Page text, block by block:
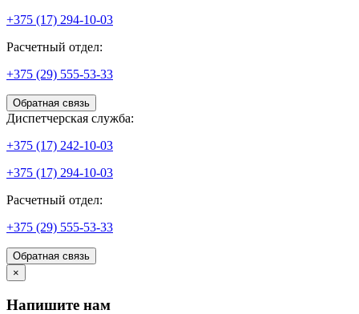
+375 (17) 294-10-03
Расчетный отдел:
+375 (29) 555-53-33
Обратная связь
Диспетчерская служба:
+375 (17) 242-10-03
+375 (17) 294-10-03
Расчетный отдел:
+375 (29) 555-53-33
Обратная связь
×
Напишите нам